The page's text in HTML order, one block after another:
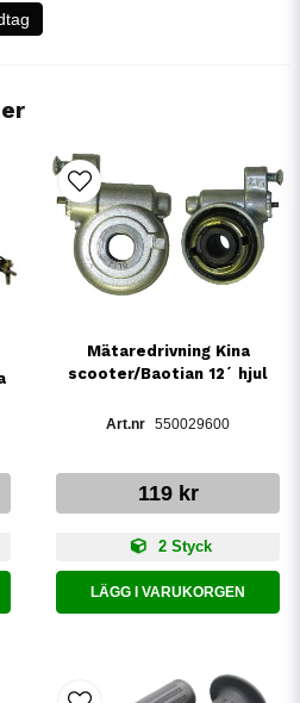
Mätaredrivning Kina
scooter/Baotian 12´ hjul
550029600
119 kr
2 Styck
LÄGG I VARUKORGEN